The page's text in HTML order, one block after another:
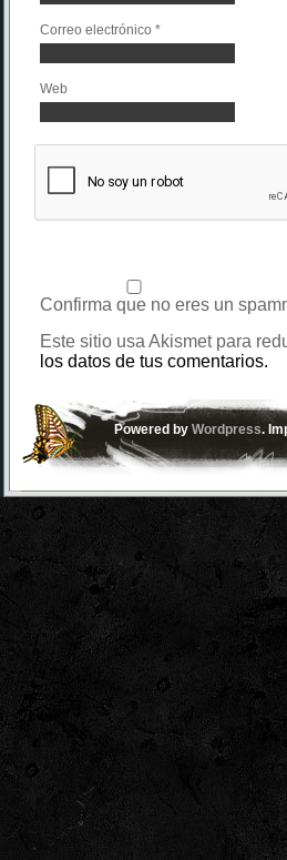
Correo electrónico *
Web
Confirma que no eres un
Este sitio usa Akismet para
los datos de tus comentarios.
Powered byWordpress.